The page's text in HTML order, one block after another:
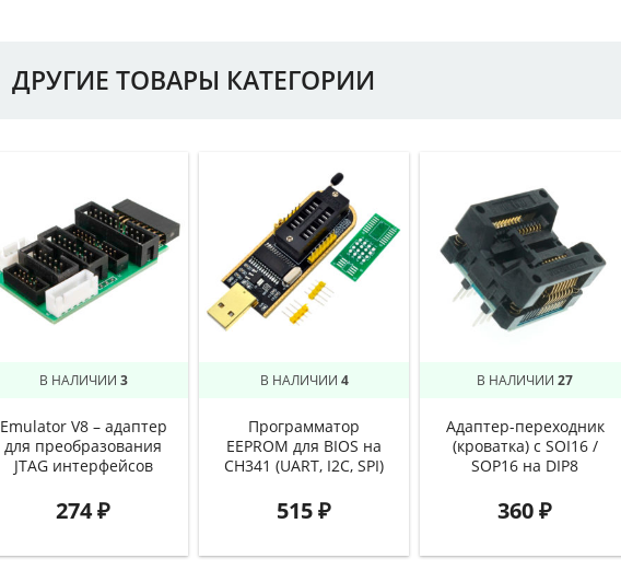
ДРУГИЕ ТОВАРЫ КАТЕГОРИИ
В НАЛИЧИИ 3
Emulator V8 – адаптер
для преобразования
JTAG интерфейсов
274₽
В НАЛИЧИИ 4
Программатор
EEPROM для BIOS на
CH341 (UART, I2C, SPI)
515₽
В НАЛИЧИИ 27
Адаптер-переходник
(кроватка) с SOI16 /
SOP16 на DIP8
360₽